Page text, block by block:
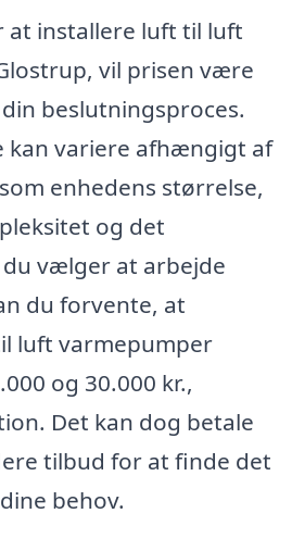
at installere luft til luft
vil prisen være
beslutningsproces.
kan variere afhængigt af
enhedens størrelse,
og det
vælger at arbejde
du forvente, at
luft varmepumper
og 30.000 kr.,
Det kan dog betale
tilbud for at finde det
behov.